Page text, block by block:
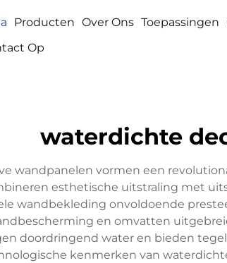
Producten Over Ons Toepassingen
Op
waterdichte
wandpanelen vormen een
esthetische uitstraling met
wandbekleding onvoldoende
en omvatten
doordringend water en bieden
kenmerken van